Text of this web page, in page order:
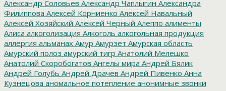
Александр Соловьев Александр Чаплыгин Александра
Филиппова Алексей Корниенко Алексей Навальный
Алексей Хозяйский Алексей Черный Алеппо алименты
Алиса алкоголизация Алкоголь алкогольная продукция
аллергия альманах Амур Амурзет Амурская область
Амурский полоз амурский тигр Анатолий Мелешко
Анатолий Скоробогатов Ангелы мира Андрей Бялик
Андрей Голубь Андрей Драчев Андрей Пивенко Анна
Кузнецова аномальное потепление анонимные звонки